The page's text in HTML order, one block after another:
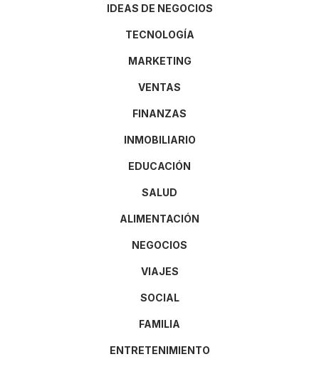
IDEAS DE NEGOCIOS
TECNOLOGÍA
MARKETING
VENTAS
FINANZAS
INMOBILIARIO
EDUCACIÓN
SALUD
ALIMENTACIÓN
NEGOCIOS
VIAJES
SOCIAL
FAMILIA
ENTRETENIMIENTO